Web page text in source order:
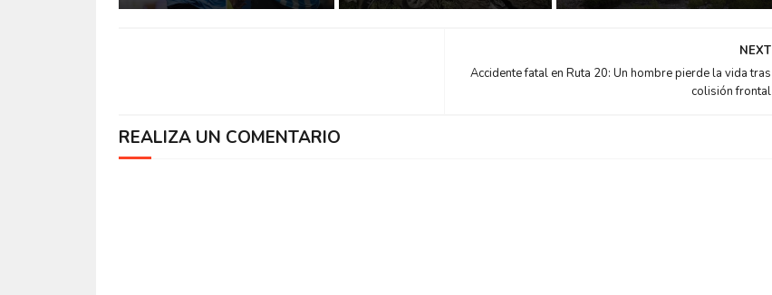
NEXT
Accidente fatal en Ruta 20: Un hombre pierde la vida tras
colisión frontal
REALIZA UN COMENTARIO